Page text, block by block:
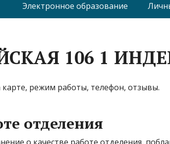
Электронное образование
106 1
карте, режим работы, телефон, отзывы.
отделения